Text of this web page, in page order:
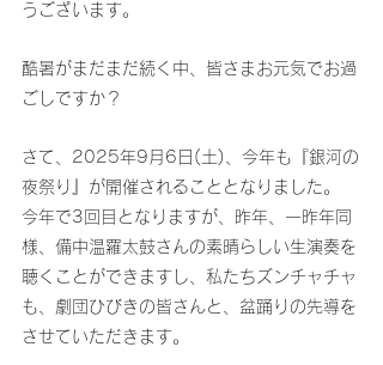
うございます。
酷暑がまだまだ続く中、皆さまお元気でお過
ごしですか？
さて、2025年9月6日(土)、今年も『銀河の
夜祭り』が開催されることとなりました。
今年で3回目となりますが、昨年、一昨年同
様、備中温羅太鼓さんの素晴らしい生演奏を
聴くことができますし、私たちズンチャチャ
も、劇団ひびきの皆さんと、盆踊りの先導を
させていただきます。